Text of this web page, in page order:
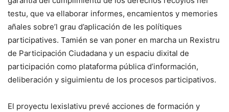
testu, que va ellaborar informes, encamientos y memories
añales sobre’l grau d’aplicación de les polítiques
participatives. Tamién se van poner en marcha un Rexistru
de Participación Ciudadana y un espaciu dixital de
participación como plataforma pública d’información,
deliberación y siguimientu de los procesos participativos.
El proyectu lexislativu prevé acciones de formación y